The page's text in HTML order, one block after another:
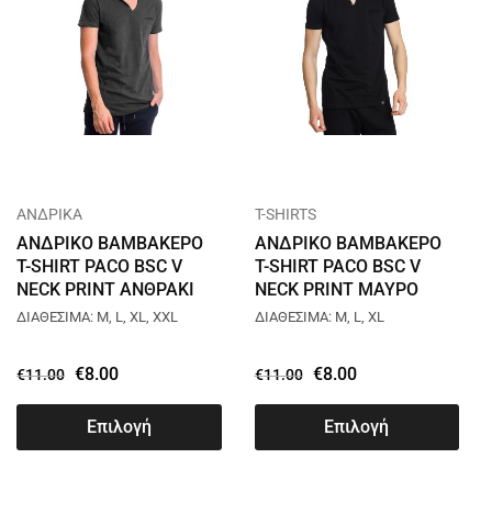
ΑΝΔΡΙΚΑ
ΑΝΔΡΙΚΟ ΒΑΜΒΑΚΕΡΟ
T-SHIRT PACO BSC V
NECK PRINT ΑΝΘΡΑΚΙ
2431823
ΔΙΑΘΕΣΙΜΑ: M, L, XL, XXL
€11.00 €8.00
Επιλογή
T-SHIRTS
ΑΝΔΡΙΚΟ ΒΑΜΒΑΚΕΡΟ
T-SHIRT PACO BSC V
NECK PRINT ΜΑΥΡΟ
2431823
ΔΙΑΘΕΣΙΜΑ: M, L, XL
€11.00 €8.00
Επιλογή